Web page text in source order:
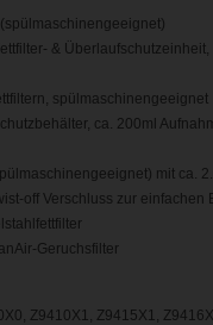
& Überlaufschutzeinheit,
spülmaschinengeeignet
ca. 200ml
mit ca.
off Verschluss zur einfachen
Geruchsfilter
Z9410X1, Z9415X1,